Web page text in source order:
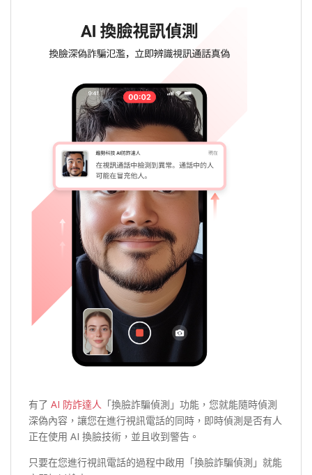
有了 AI 防詐達人 「換臉詐騙偵測」功能，您就能隨時偵測
深偽內容，讓您在進行視訊電話的同時，即時偵測是否有人
正在使用 AI 換臉技術，並且收到警告。
只要在您進行視訊電話的過程中啟用「換臉詐騙偵測」就能